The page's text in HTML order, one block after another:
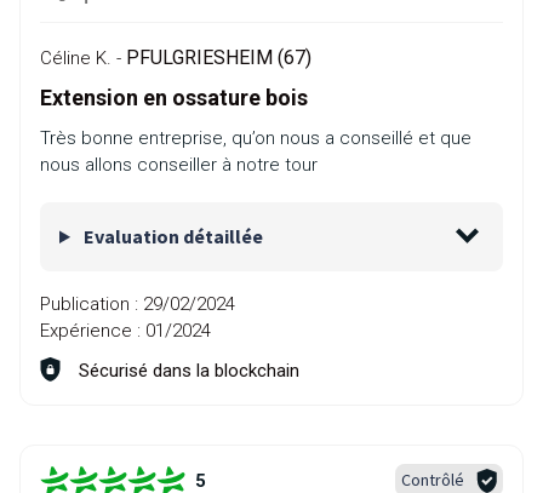
Céline K. - PFULGRIESHEIM (67)
Extension en ossature bois
Très bonne entreprise, qu’on nous a conseillé et que
nous allons conseiller à notre tour
Evaluation détaillée
Publication : 29/02/2024
Expérience : 01/2024
Sécurisé dans la blockchain
5 Contrôlé